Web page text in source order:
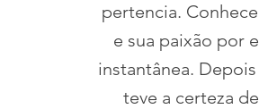
pertencia.
e sua paixão por
instantânea.
teve a certeza